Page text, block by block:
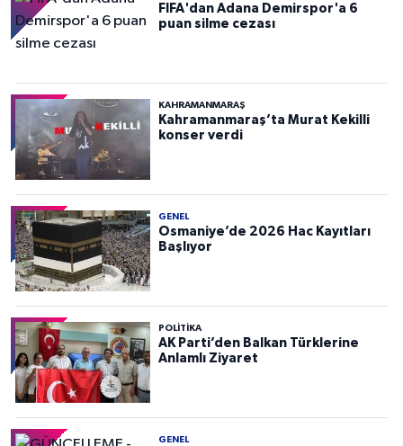
FIFA'dan Adana Demirspor'a 6
puan silme cezası
KAHRAMANMARAŞ
Kahramanmaraş’ta Murat Kekilli
konser verdi
GENEL
Osmaniye’de 2026 Hac Kayıtları
Başlıyor
POLITIKA
AK Parti’den Balkan Türklerine
Anlamlı Ziyaret
GENEL